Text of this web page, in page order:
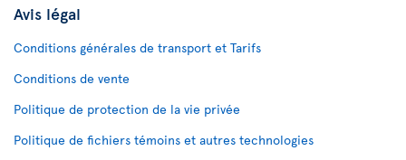
Avis légal
Conditions générales de transport et Tarifs
Conditions de vente
Politique de protection de la vie privée
Politique de fichiers témoins et autres technologies